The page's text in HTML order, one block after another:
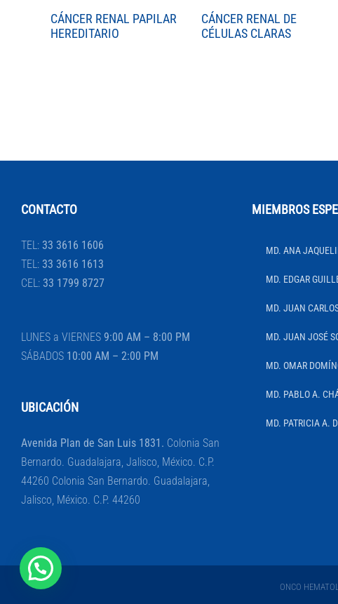
CÁNCER RENAL PAPILAR
HEREDITARIO
CÁNCER RENAL DE
CÉLULAS CLARAS
CONTACTO
TEL: 33 3616 1606
TEL: 33 3616 1613
CEL: 33 1799 8727
LUNES a VIERNES 9:00 AM – 8:00 PM
SÁBADOS 10:00 AM – 2:00 PM
UBICACIÓN
Avenida Plan de San Luis 1831. Colonia San
Bernardo. Guadalajara, Jalisco, México. C.P.
44260 Colonia San Bernardo. Guadalajara,
Jalisco, México. C.P. 44260
MIEMBROS
MD. ANA
MD. EDGAR
MD. JUAN
MD. JUAN JOSÉ
MD. OMAR
MD. PABLO A.
MD. PATRICIA A.
ONCO